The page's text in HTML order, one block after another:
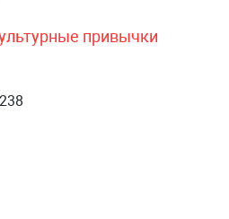
привычки